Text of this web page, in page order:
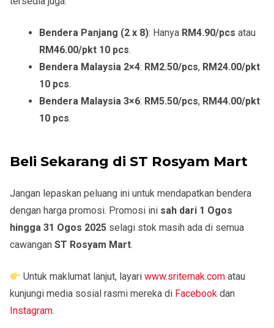
Bendera Panjang (2 x 8): Hanya RM4.90/pcs atau
RM46.00/pkt 10 pcs.
Bendera Malaysia 2×4: RM2.50/pcs, RM24.00/pkt
10 pcs.
Bendera Malaysia 3×6: RM5.50/pcs, RM44.00/pkt
10 pcs.
Beli Sekarang di ST Rosyam Mart
Jangan lepaskan peluang ini untuk mendapatkan bendera
dengan harga promosi. Promosi ini sah dari 1 Ogos
hingga 31 Ogos 2025 selagi stok masih ada di semua
cawangan ST Rosyam Mart.
Untuk maklumat lanjut, layariwww.sriternak.com atau
kunjungi media sosial rasmi mereka di Facebook dan
Instagram.